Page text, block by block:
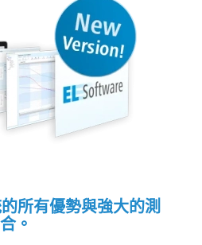
所有優勢與強大的測
。